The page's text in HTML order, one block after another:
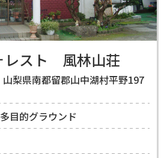
レスト 風林山荘
梨県南都留郡山中湖村平野197
目的グラウンド